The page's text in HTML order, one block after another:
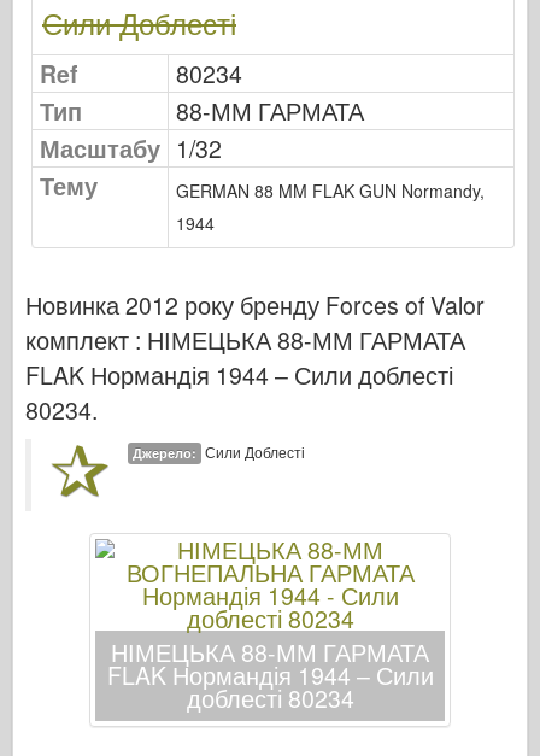
Видавництво Оспрей
Сигнал ескадрильї
Танкові потужності
Вантажівки та танки
Ваффен-Арсенал
Вайдавніктво Міліціярія
Мокети
Моделі тузів
Повітрянийфікс
Модель АЗ
Бронко
Кібер-хобі
Дніпромодель
Дракон
Сили Доблесті
Ref
80234
Тип
88-ММ ГАРМАТА
Масштабу 1/32
Тему
GERMAN 88 MM FLAK GUN Normandy,
1944
Новинка 2012 року бренду Forces of Valor
комплект : НІМЕЦЬКА 88-ММ ГАРМАТА
FLAK Нормандія 1944 – Сили доблесті
80234.
Джерело: Сили Доблесті
НІМЕЦЬКА 88-ММ ГАРМАТА
FLAK Нормандія 1944 – Сили
доблесті 80234